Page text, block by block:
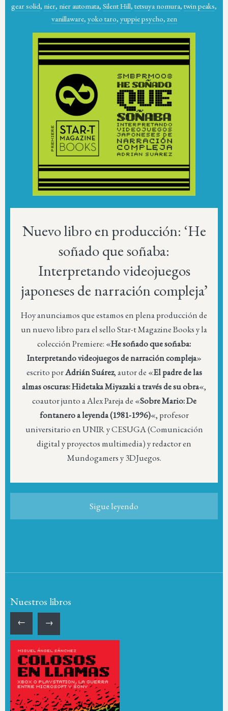
gear solid, nier, nier automata, Silent Hill, tetsuya nomura, twin peaks,
vanillaware, yoko taro, yuppie psycho, zen
Nuevo libro en producción: ‘He
soñado que soñaba:
Interpretando videojuegos
japoneses de narración compleja’
Hoy anunciamos que estamos en plena producción de
un nuevo libro para el sello Star-t Magazine Books y la
colección Premiere: «He soñado que soñaba:
Interpretando videojuegos de narración compleja»
escrito porAdrián Suárez, autor de «El padre de las
almas oscuras: Hidetaka Miyazaki a través de su obra«,
coautor junto a Alex Pareja de «Sobre Mario: De
fontanero a leyenda (1981-1996)«, profesor
universitario en UNIR y CESUGA (Comunicación
digital y proyectos multimedia) y redactor en
Mundogamers y 3DJuegos.
Sigue leyendo
Nuestros libros
← →